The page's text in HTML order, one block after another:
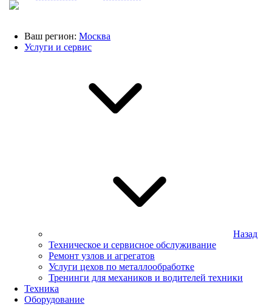
Ваш регион: Москва
Услуги и сервис
Назад
Техническое и сервисное обслуживание
Ремонт узлов и агрегатов
Услуги цехов по металлообработке
Тренинги для механиков и водителей техники
Техника
Оборудование